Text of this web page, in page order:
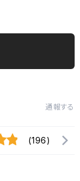
通報する
(196)